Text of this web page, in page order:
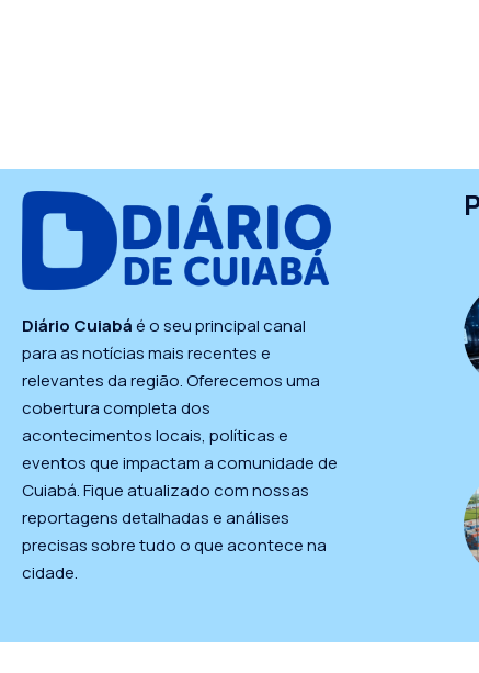
Diário Cuiabáé o seu principal canal
para as notícias mais recentes e
relevantes da região. Oferecemos uma
cobertura completa dos
acontecimentos locais, políticas e
eventos que impactam a comunidade de
Cuiabá. Fique atualizado com nossas
reportagens detalhadas e análises
precisas sobre tudo o que acontece na
cidade.